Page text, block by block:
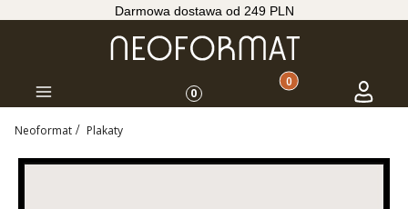
Darmowa dostawa od 249 PLN
Menu 0 Produkty w koszyku:
Koszyk Zaloguj
Neoformat Plakaty